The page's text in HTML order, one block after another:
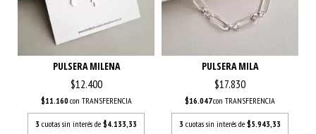
PULSERA MILENA
$12.400
$11.160con TRANSFERENCIA
3 cuotas sin interés de $4.133,33
PULSERA MILA
$17.830
$16.047con TRANSFERENCIA
3 cuotas sin interés de $5.943,33